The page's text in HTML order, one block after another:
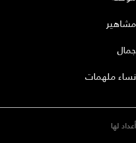
مشاهير
جمال
نساء ملهمات
أعداد لها